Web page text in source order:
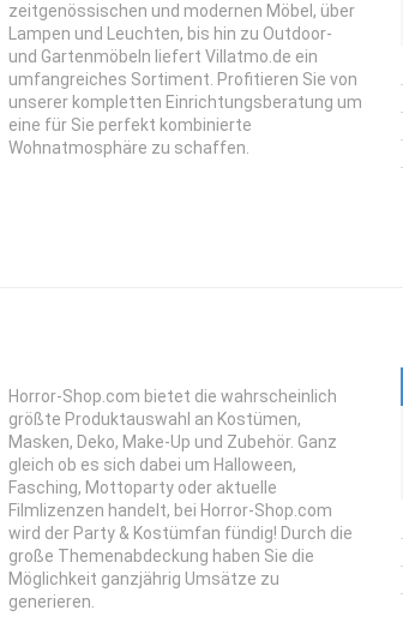
zeitgenössischen und modernen Möbel, über
Lampen und Leuchten, bis hin zu Outdoor-
und Gartenmöbeln liefert Villatmo.de ein
umfangreiches Sortiment. Profitieren Sie von
unserer kompletten Einrichtungsberatung um
eine für Sie perfekt kombinierte
Wohnatmosphäre zu schaffen.
Horror-Shop.com bietet die wahrscheinlich
größte Produktauswahl an Kostümen,
Masken, Deko, Make-Up und Zubehör. Ganz
gleich ob es sich dabei um Halloween,
Fasching, Mottoparty oder aktuelle
Filmlizenzen handelt, bei Horror-Shop.com
wird der Party & Kostümfan fündig! Durch die
große Themenabdeckung haben Sie die
Möglichkeit ganzjährig Umsätze zu
generieren.